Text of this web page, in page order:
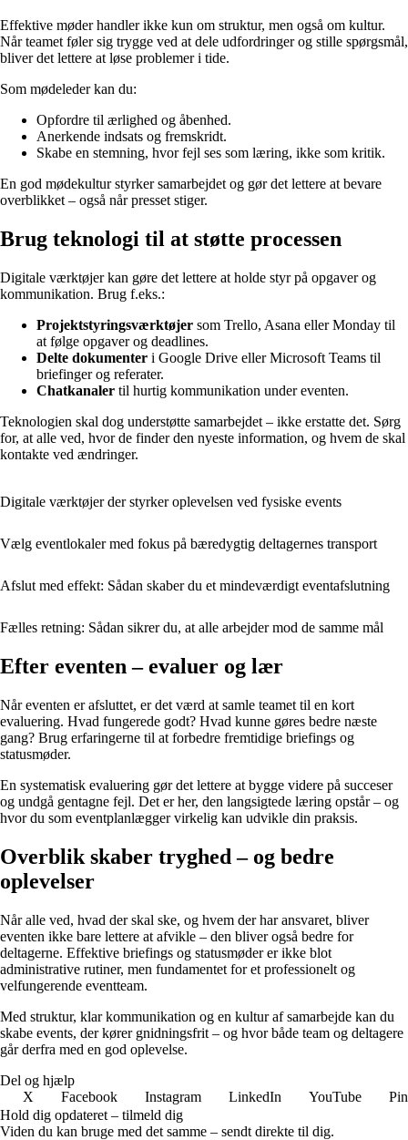
Effektive møder handler ikke kun om struktur, men også om kultur.
Når teamet føler sig trygge ved at dele udfordringer og stille spørgsmål,
bliver det lettere at løse problemer i tide.
Som mødeleder kan du:
Opfordre til ærlighed og åbenhed.
Anerkende indsats og fremskridt.
Skabe en stemning, hvor fejl ses som læring, ikke som kritik.
En god mødekultur styrker samarbejdet og gør det lettere at bevare
overblikket – også når presset stiger.
Brug teknologi til at støtte processen
Digitale værktøjer kan gøre det lettere at holde styr på opgaver og
kommunikation. Brug f.eks.:
Projektstyringsværktøjer som Trello, Asana eller Monday til
at følge opgaver og deadlines.
Delte dokumenter i Google Drive eller Microsoft Teams til
briefinger og referater.
Chatkanaler til hurtig kommunikation under eventen.
Teknologien skal dog understøtte samarbejdet – ikke erstatte det. Sørg
for, at alle ved, hvor de finder den nyeste information, og hvem de skal
kontakte ved ændringer.
Digitale værktøjer der styrker oplevelsen ved fysiske events
Vælg eventlokaler med fokus på bæredygtig deltagernes transport
Afslut med effekt: Sådan skaber du et mindeværdigt eventafslutning
Fælles retning: Sådan sikrer du, at alle arbejder mod de samme mål
Efter eventen – evaluer og lær
Når eventen er afsluttet, er det værd at samle teamet til en kort
evaluering. Hvad fungerede godt? Hvad kunne gøres bedre næste
gang? Brug erfaringerne til at forbedre fremtidige briefings og
statusmøder.
En systematisk evaluering gør det lettere at bygge videre på succeser
og undgå gentagne fejl. Det er her, den langsigtede læring opstår – og
hvor du som eventplanlægger virkelig kan udvikle din praksis.
Overblik skaber tryghed – og bedre
oplevelser
Når alle ved, hvad der skal ske, og hvem der har ansvaret, bliver
eventen ikke bare lettere at afvikle – den bliver også bedre for
deltagerne. Effektive briefings og statusmøder er ikke blot
administrative rutiner, men fundamentet for et professionelt og
velfungerende eventteam.
Med struktur, klar kommunikation og en kultur af samarbejde kan du
skabe events, der kører gnidningsfrit – og hvor både team og deltagere
går derfra med en god oplevelse.
Del og hjælp
X
Facebook Instagram LinkedIn YouTube
Hold dig opdateret – tilmeld dig
Viden du kan bruge med det samme – sendt direkte til dig.